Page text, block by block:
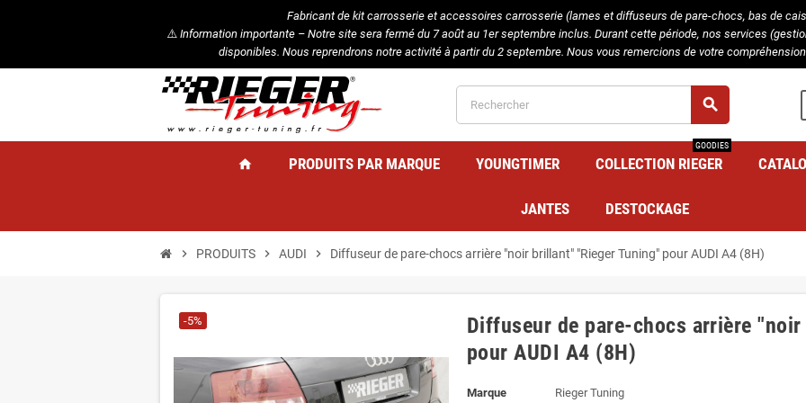
Fabricant de kit carrosserie et accessoires carrosserie (lames et diffuseurs de pare-chocs, bas de
⚠️ Information importante – Notre site sera fermé du 7 août au 1er septembre inclus. Durant cette période, nos services
disponibles. Nous reprendrons notre activité à partir du 2 septembre. Nous vous remercions de votre
search
home PRODUITS PAR MARQUE YOUNGTIMER COLLECTION RIEGER
GOODIES
JANTES DESTOCKAGE
chevron_right PRODUITS chevron_right AUDI chevron_right Diffuseur de pare-chocs arrière "noir brillant" "Rieger Tuning" pour AUDI A4 (8H)
-5%
Diffuseur de pare-chocs arrière
pour AUDI A4 (8H)
Marque
Rieger Tuning